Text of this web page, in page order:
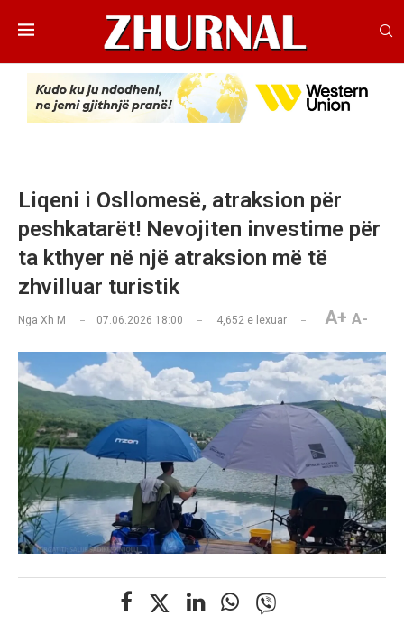
Liqeni i Osllomesë, atraksion për
peshkatarët! Nevojiten investime për
ta kthyer në një atraksion më të
zhvilluar turistik
Nga Xh M 07.06.2026 18:00 4,652 e lexuar A+ A-